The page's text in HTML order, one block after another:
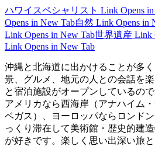
ハワイスペシャリスト Link Opens
Opens in New Tab自然 Link Opens in
Link Opens in New Tab世界遺産 Link
Link Opens in New Tab
沖縄と北海道に出かけることが多
景、グルメ、地元の人との会話を
と宿泊施設がオープンしているの
アメリカなら西海岸（アナハイム
ベガス）、ヨーロッパならロンド
っくり滞在して美術館・歴史的建
が好きです。楽しく思い出深い旅